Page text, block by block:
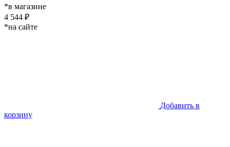
*в магазине
4 544 ₽
*на сайте
Добавить в
корзину